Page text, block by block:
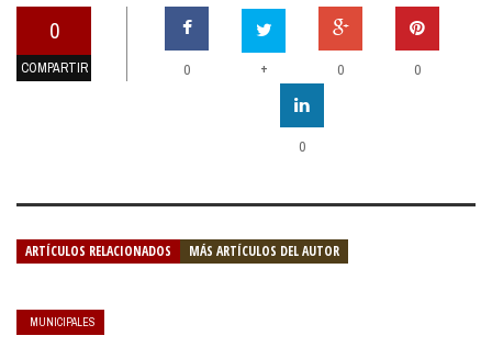
0
COMPARTIR 0 + 0 0
0
ARTÍCULOS RELACIONADOS MÁS ARTÍCULOS DEL AUTOR
MUNICIPALES